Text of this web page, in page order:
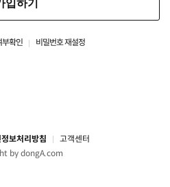
입하기
부확인 비밀번호 재설정
보처리방침
고객센터
by dongA.com